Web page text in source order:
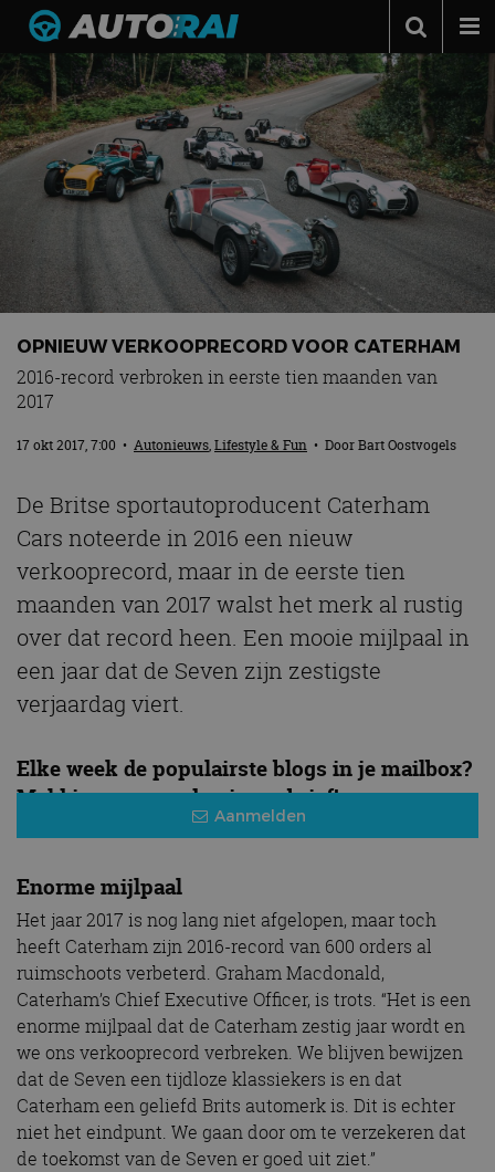
Autonieuws
Podcast
Autotests
Automerken
Contact
OPNIEUW VERKOOPRECORD VOOR CATERHAM
2016-record verbroken in eerste tien maanden van
2017
17 okt 2017, 7:00 • Autonieuws,Lifestyle & Fun • DoorBart Oostvogels
De Britse sportautoproducent Caterham
Cars noteerde in 2016 een nieuw
verkooprecord, maar in de eerste tien
maanden van 2017 walst het merk al rustig
over dat record heen. Een mooie mijlpaal in
een jaar dat de Seven zijn zestigste
verjaardag viert.
Elke week de populairste blogs in je mailbox?
Meld je aan voor de nieuwsbrief!
Aanmelden
Enorme mijlpaal
Het jaar 2017 is nog lang niet afgelopen, maar toch
heeft Caterham zijn 2016-record van 600 orders al
ruimschoots verbeterd. Graham Macdonald,
Caterham’s Chief Executive Officer, is trots. “Het is een
enorme mijlpaal dat de Caterham zestig jaar wordt en
we ons verkooprecord verbreken. We blijven bewijzen
dat de Seven een tijdloze klassiekers is en dat
Caterham een geliefd Brits automerk is. Dit is echter
niet het eindpunt. We gaan door om te verzekeren dat
de toekomst van de Seven er goed uit ziet.”